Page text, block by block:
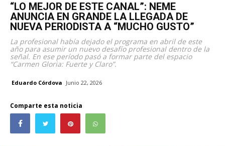
“LO MEJOR DE ESTE CANAL”: NEME
ANUNCIA EN GRANDE LA LLEGADA DE
NUEVA PERIODISTA A “MUCHO GUSTO”
La profesional había dejado el programa en abril de este
año para asumir un nuevo desafío profesional dentro de la
señal. En ese período pasó a formar parte del espacio
“Carmen Gloria: Fuerte y Claro”.
Eduardo Córdova Junio 22, 2026
Comparte esta noticia